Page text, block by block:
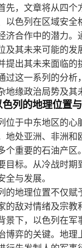
先，文章将从四个
以色列在区域安全
济合作中的潜力。
及其未来可能的发
提出其未来面临的
过这一系列的分析
地缘政治局势及其
色列的地理位置
位于中东地区的
地处亚洲、非洲
个重要的石油产
目标。从冷战时
全与发展。
的地理位置不仅赋
的敌对情绪及宗教
景下，以色列在军
博弈的关键。地